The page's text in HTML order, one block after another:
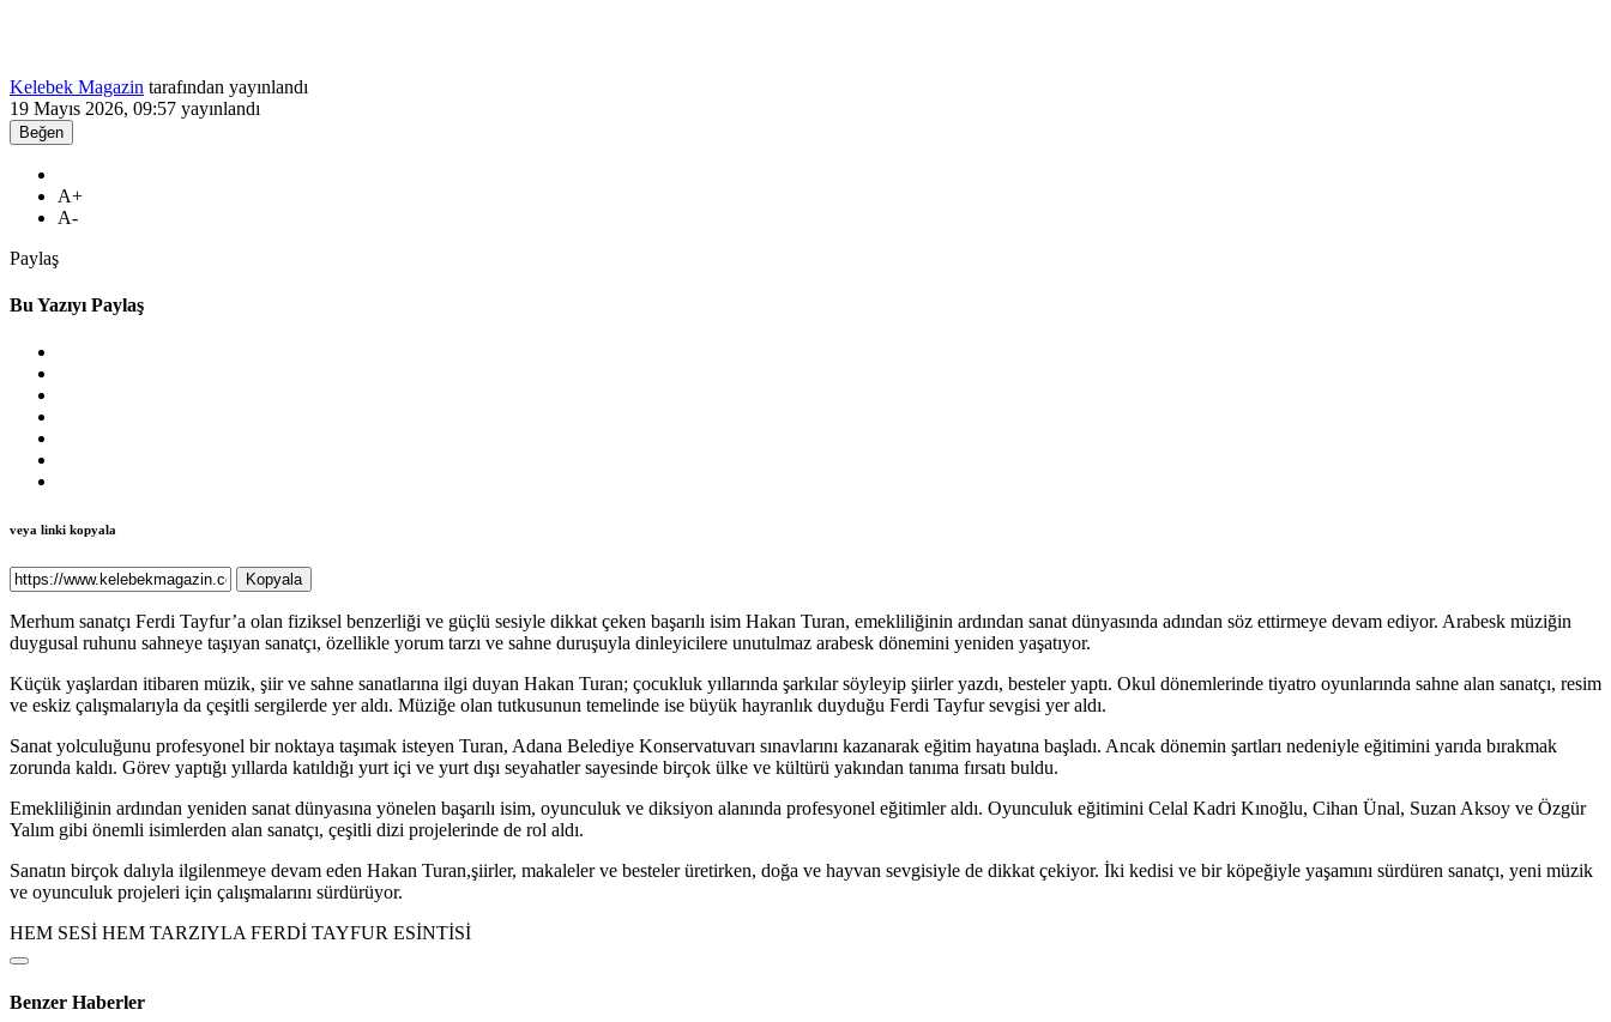
Kelebek Magazin tarafından yayınlandı
19 Mayıs 2026, 09:57 yayınlandı
Beğen
A+
A-
Paylaş
Bu Yazıyı Paylaş
veya linki kopyala
Kopyala
Merhum sanatçı Ferdi Tayfur’a olan fiziksel benzerliği ve güçlü sesiyle dikkat çeken başarılı isim Hakan Turan, emekliliğinin ardından sanat dünyasında adından söz ettirmeye devam ediyor. Arabesk müziğin
duygusal ruhunu sahneye taşıyan sanatçı, özellikle yorum tarzı ve sahne duruşuyla dinleyicilere unutulmaz arabesk dönemini yeniden yaşatıyor.
Küçük yaşlardan itibaren müzik, şiir ve sahne sanatlarına ilgi duyan Hakan Turan; çocukluk yıllarında şarkılar söyleyip şiirler yazdı, besteler yaptı. Okul dönemlerinde tiyatro oyunlarında sahne alan sanatçı, resim
ve eskiz çalışmalarıyla da çeşitli sergilerde yer aldı. Müziğe olan tutkusunun temelinde ise büyük hayranlık duyduğu Ferdi Tayfur sevgisi yer aldı.
Sanat yolculuğunu profesyonel bir noktaya taşımak isteyen Turan, Adana Belediye Konservatuvarı sınavlarını kazanarak eğitim hayatına başladı. Ancak dönemin şartları nedeniyle eğitimini yarıda bırakmak
zorunda kaldı. Görev yaptığı yıllarda katıldığı yurt içi ve yurt dışı seyahatler sayesinde birçok ülke ve kültürü yakından tanıma fırsatı buldu.
Emekliliğinin ardından yeniden sanat dünyasına yönelen başarılı isim, oyunculuk ve diksiyon alanında profesyonel eğitimler aldı. Oyunculuk eğitimini Celal Kadri Kınoğlu, Cihan Ünal, Suzan Aksoy ve Özgür
Yalım gibi önemli isimlerden alan sanatçı, çeşitli dizi projelerinde de rol aldı.
Sanatın birçok dalıyla ilgilenmeye devam eden Hakan Turan,şiirler, makaleler ve besteler üretirken, doğa ve hayvan sevgisiyle de dikkat çekiyor. İki kedisi ve bir köpeğiyle yaşamını sürdüren sanatçı, yeni müzik
ve oyunculuk projeleri için çalışmalarını sürdürüyor.
HEM SESİ HEM TARZIYLA FERDİ TAYFUR ESİNTİSİ
Benzer Haberler